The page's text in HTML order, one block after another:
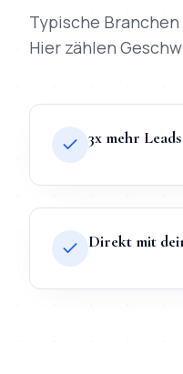
Typische Branchen
Hier zählen
3x mehr
Direkt mit